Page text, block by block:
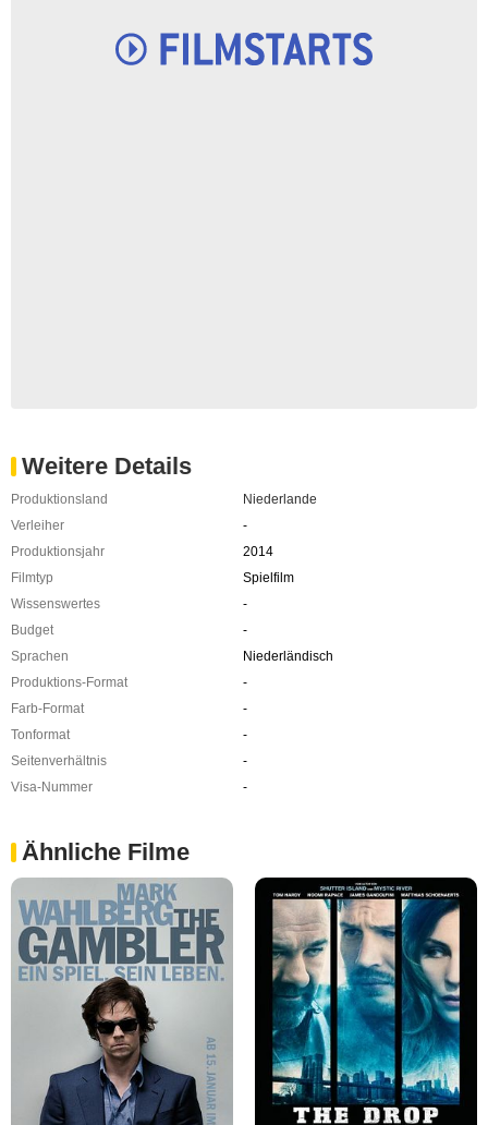
Weitere Details
Produktionsland
Niederlande
Verleiher
-
Produktionsjahr
2014
Filmtyp
Spielfilm
Wissenswertes
-
Budget
-
Sprachen
Niederländisch
Produktions-Format
-
Farb-Format
-
Tonformat
-
Seitenverhältnis
-
Visa-Nummer
-
Ähnliche Filme